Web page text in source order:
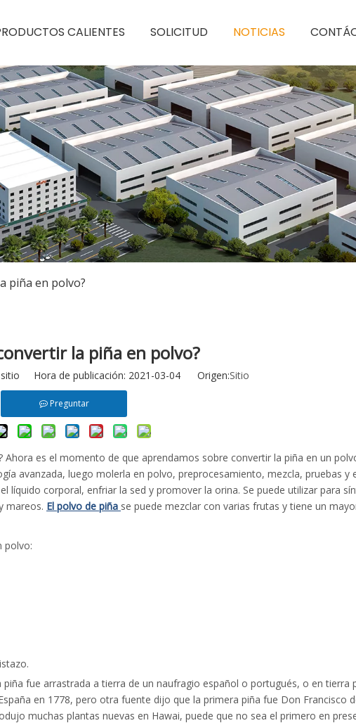
CALIENTES SOLICITUD NOTICIAS
piña en polvo?
la piña en polvo?
Hora de publicación: 2021-03-04 Origen:Sitio
Preguntar
es el momento de que aprendamos sobre convertir la piña en un
avanzada, luego molerla en polvo, preprocesamiento, mezcla, pruebas y
líquido corporal, enfriar la sed y promover la orina. Se puede utilizar para
mareos. El polvo de piña se puede mezclar con varias frutas y tiene un
polvo:
fue arrastrada a tierra de un naufragio español o portugués, o en tierra
en 1778, pero otra fuente dijo que la primera piña fue Don Francisco
muchas plantas nuevas en Hawai, puede que no sea el primero en